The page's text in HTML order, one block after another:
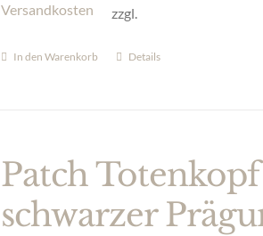
zzgl.
Versandkosten
In den Warenkorb Details
Patch
schwarzer